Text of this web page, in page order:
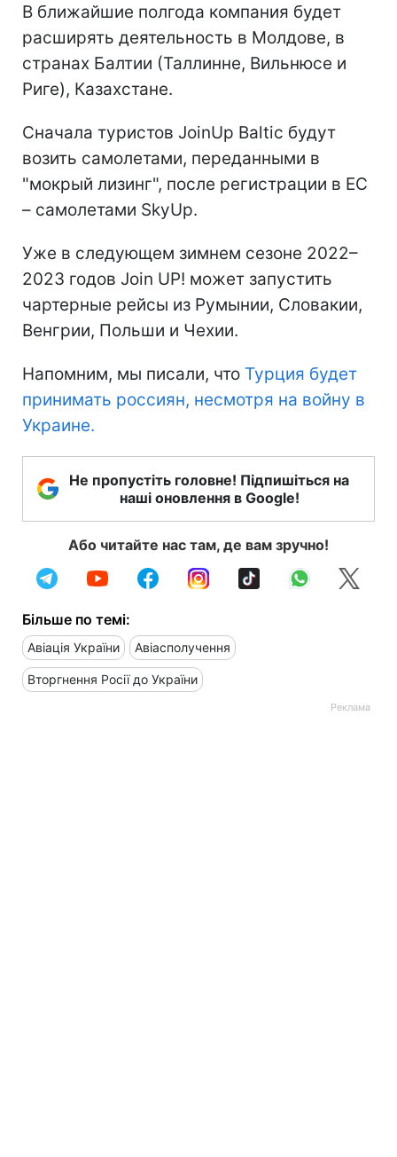
В ближайшие полгода компания будет
расширять деятельность в Молдове, в
странах Балтии (Таллинне, Вильнюсе и
Риге), Казахстане.
Сначала туристов JoinUp Baltic будут
возить самолетами, переданными в
"мокрый лизинг", после регистрации в ЕС
– самолетами SkyUp.
Уже в следующем зимнем сезоне 2022–
2023 годов Join UР! может запустить
чартерные рейсы из Румынии, Словакии,
Венгрии, Польши и Чехии.
Напомним, мы писали, что Турция будет
принимать россиян, несмотря на войну в
Украине.
Не пропустіть головне! Підпишіться на
наші оновлення в Google!
Або читайте нас там, де вам зручно!
Більше по темі:
Авіація України Авіасполучення
Вторгнення Росії до України